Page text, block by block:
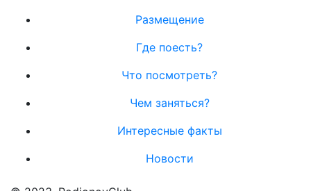
Размещение
Где поесть?
Что посмотреть?
Чем заняться?
Интересные факты
Новости